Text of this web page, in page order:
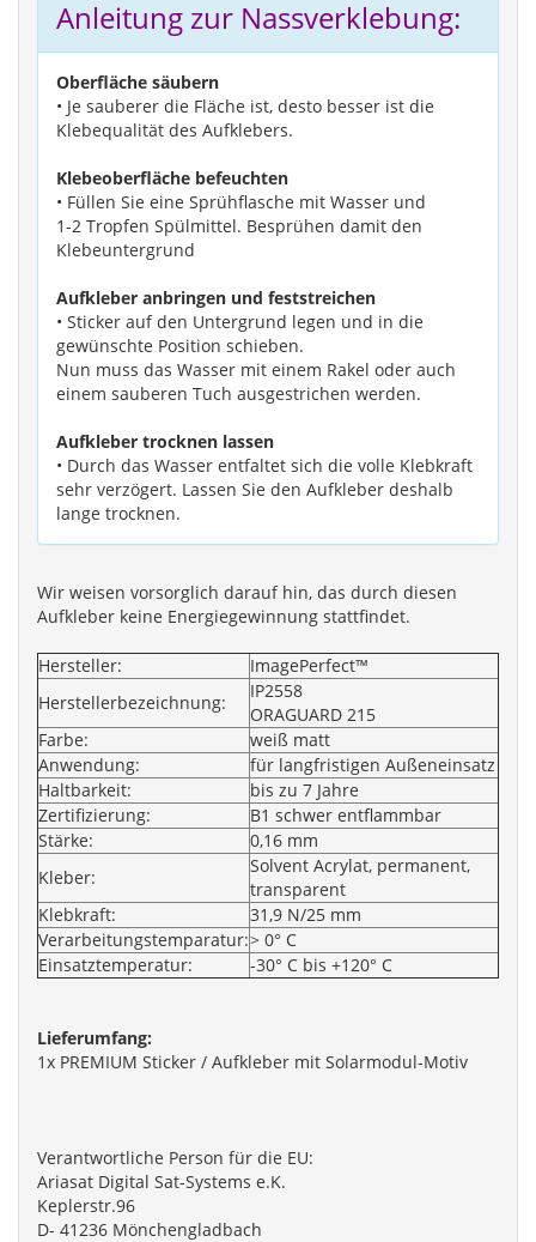
Anleitung zur Nassverklebung:
Oberfläche säubern
• Je sauberer die Fläche ist, desto besser ist die
Klebequalität des Aufklebers.
Klebeoberfläche befeuchten
• Füllen Sie eine Sprühflasche mit Wasser und
1-2 Tropfen Spülmittel. Besprühen damit den
Klebeuntergrund
Aufkleber anbringen und feststreichen
• Sticker auf den Untergrund legen und in die
gewünschte Position schieben.
Nun muss das Wasser mit einem Rakel oder auch
einem sauberen Tuch ausgestrichen werden.
Aufkleber trocknen lassen
• Durch das Wasser entfaltet sich die volle Klebkraft
sehr verzögert. Lassen Sie den Aufkleber deshalb
lange trocknen.
Wir weisen vorsorglich darauf hin, das durch diesen
Aufkleber keine Energiegewinnung stattfindet.
Hersteller:
ImagePerfect™
Herstellerbezeichnung:
IP2558
ORAGUARD 215
Farbe:
weiß matt
Anwendung:
für langfristigen Außeneinsatz
Haltbarkeit:
bis zu 7 Jahre
Zertifizierung:
B1 schwer entflammbar
Stärke:
0,16 mm
Kleber:
Solvent Acrylat, permanent,
transparent
Klebkraft:
31,9 N/25 mm
Verarbeitungstemparatur:> 0° C
Einsatztemperatur:
-30° C bis +120° C
Lieferumfang:
1x PREMIUM Sticker / Aufkleber mit Solarmodul-Motiv
Verantwortliche Person für die EU:
Ariasat Digital Sat-Systems e.K.
Keplerstr.96
D- 41236 Mönchengladbach